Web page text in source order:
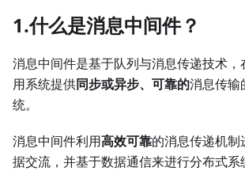
1.什么是消息中间件？
消息中间件是基于队列与消息传递技术
用系统提供同步或异步、可靠的消息传输
统。
消息中间件利用高效可靠的消息传递机
据交流，并基于数据通信来进行分布式系